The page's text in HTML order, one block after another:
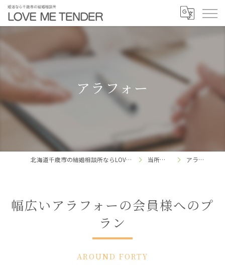
アラフォー
北海道千歳市の結婚相談所ならLOVE ME TENDER 当所の特徴 アラフォー
幅広いアラフォーの会員様へのプ
ラン
AROUND FORTY